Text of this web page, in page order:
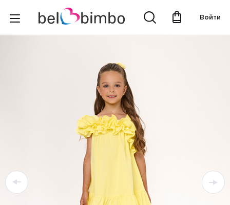
Войти